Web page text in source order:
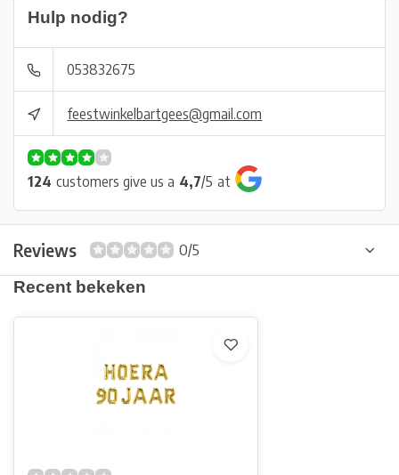
Hulp nodig?
053832675
feestwinkelbartgees@gmail.com
124 customers give us a 4,7/5 at
Reviews
0/5
Recent bekeken